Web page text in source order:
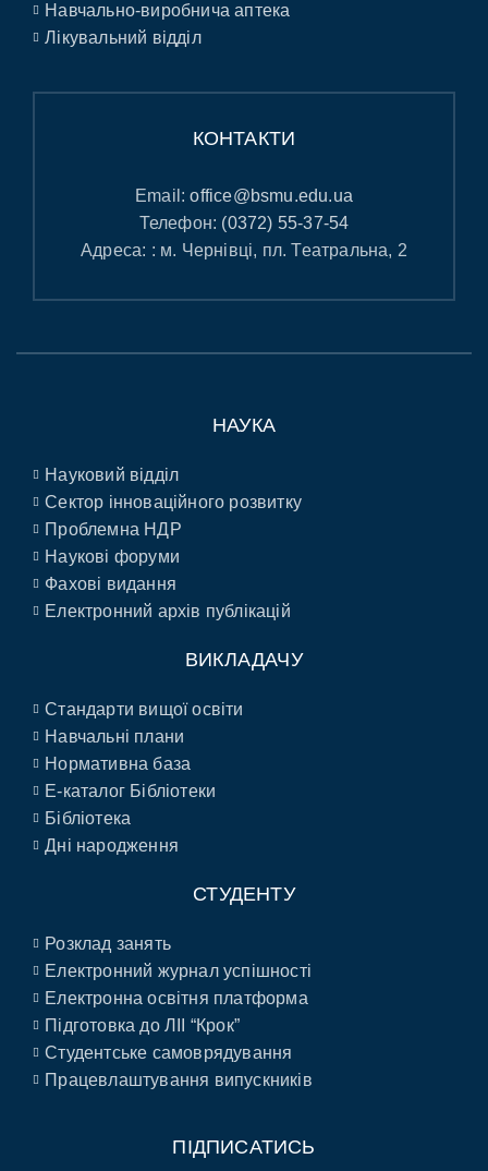
Навчально-виробнича аптека
Лікувальний відділ
КОНТАКТИ
Email:office@bsmu.edu.ua
Телефон: (0372) 55-37-54
Адреса: : м. Чернівці, пл. Театральна, 2
НАУКА
Науковий відділ
Сектор інноваційного розвитку
Проблемна НДР
Наукові форуми
Фахові видання
Електронний архів публікацій
ВИКЛАДАЧУ
Стандарти вищої освіти
Навчальні плани
Нормативна база
E-каталог Бібліотеки
Бібліотека
Дні народження
СТУДЕНТУ
Розклад занять
Електронний журнал успішності
Електронна освітня платформа
Підготовка до ЛІІ “Крок”
Студентське самоврядування
Працевлаштування випускників
ПІДПИСАТИСЬ